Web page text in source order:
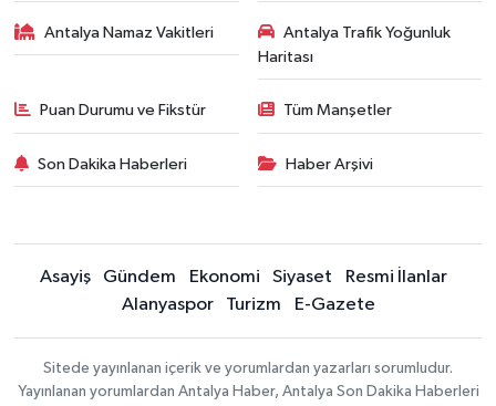
Antalya Namaz Vakitleri
Antalya Trafik Yoğunluk
Haritası
Puan Durumu ve Fikstür Tüm Manşetler
Son Dakika Haberleri Haber Arşivi
Asayiş Gündem Ekonomi Siyaset
Resmi İlanlar
Alanyaspor
Turizm E-Gazete
Sitede yayınlanan içerik ve yorumlardan yazarları sorumludur.
Yayınlanan yorumlardan Antalya Haber, Antalya Son Dakika Haberleri